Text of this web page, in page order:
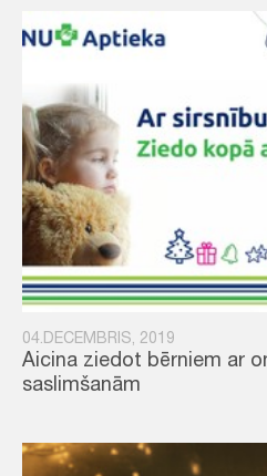
04.DECEMBRIS, 2019
Aicina ziedot bērniem ar
saslimšanām